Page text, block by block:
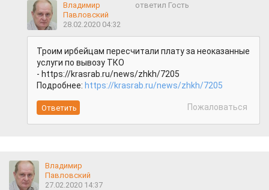
Владимир
Павловский
ответил Гость
28.02.2020 04:32
Троим ирбейцам пересчитали плату за неоказанные
услуги по вывозу ТКО
- https://krasrab.ru/news/zhkh/7205
Подробнее: https://krasrab.ru/news/zhkh/7205
Пожаловаться
Владимир
Павловский
27.02.2020 14:37